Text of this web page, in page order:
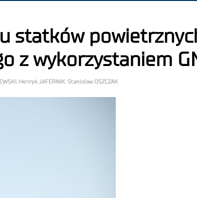
statków
z wykorzystaniem
Henryk JAFERNIK, Stanisław OSZCZAK